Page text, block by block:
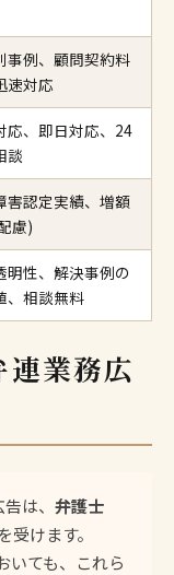
事例、顧問契約料
速対応
応、即日対応、24
談
害認定実績、増額
慮)
明性、解決事例の
、相談無料
業務広
告は、弁護士
受けます。
いても、これら